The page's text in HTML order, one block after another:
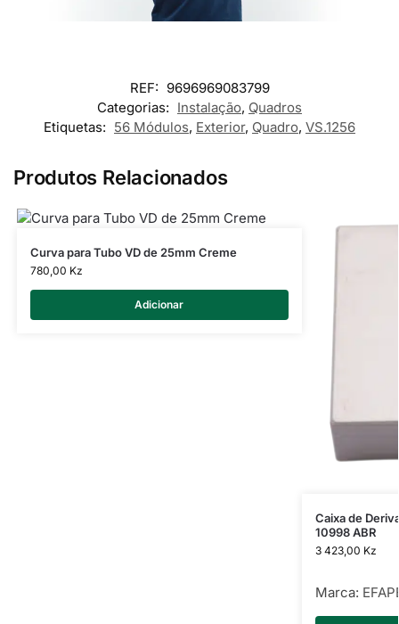
REF: 9696969083799
Categorias: Instalação, Quadros
Etiquetas: 56 Módulos, Exterior, Quadro, VS.1256
Produtos Relacionados
Curva para Tubo VD de 25mm Creme
780,00 Kz
Adicionar
Caixa de
10998 ABR
3 423,00 Kz
Marca: